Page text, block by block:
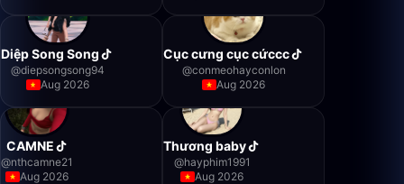
Diệp Song Song
@diepsongsong94
Aug 2026
Cục cưng cục cứccc
@conmeohayconlon
Aug 2026
CAMNE
@nthcamne21
Aug 2026
Thương baby
@hayphim1991
Aug 2026